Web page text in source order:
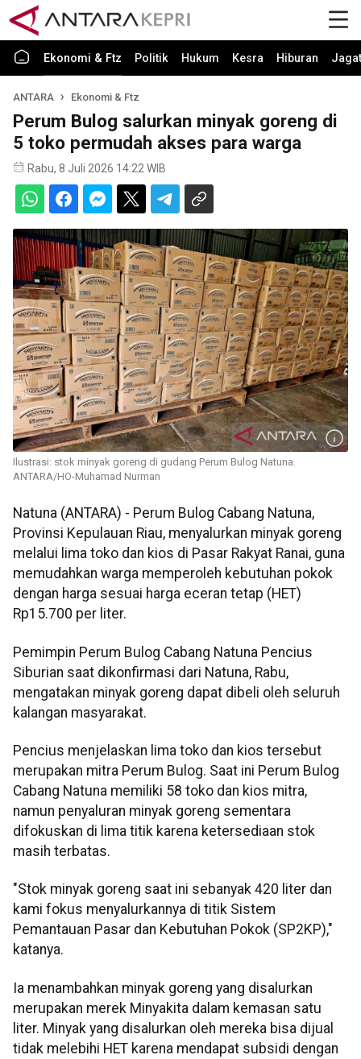
Ekonomi & Ftz Politik Hukum Kesra Hiburan Jagat
ANTARA Ekonomi & Ftz
Perum Bulog salurkan minyak goreng di
5 toko permudah akses para warga
Rabu, 8 Juli 2026 14:22 WIB
Ilustrasi: stok minyak goreng di gudang Perum Bulog Natuna.
ANTARA/HO-Muhamad Nurman
Natuna (ANTARA) - Perum Bulog Cabang Natuna,
Provinsi Kepulauan Riau, menyalurkan minyak goreng
melalui lima toko dan kios di Pasar Rakyat Ranai, guna
memudahkan warga memperoleh kebutuhan pokok
dengan harga sesuai harga eceran tetap (HET)
Rp15.700 per liter.
Pemimpin Perum Bulog Cabang Natuna Pencius
Siburian saat dikonfirmasi dari Natuna, Rabu,
mengatakan minyak goreng dapat dibeli oleh seluruh
kalangan masyarakat.
Pencius menjelaskan lima toko dan kios tersebut
merupakan mitra Perum Bulog. Saat ini Perum Bulog
Cabang Natuna memiliki 58 toko dan kios mitra,
namun penyaluran minyak goreng sementara
difokuskan di lima titik karena ketersediaan stok
masih terbatas.
"Stok minyak goreng saat ini sebanyak 420 liter dan
kami fokus menyalurkannya di titik Sistem
Pemantauan Pasar dan Kebutuhan Pokok (SP2KP),"
katanya.
Ia menambahkan minyak goreng yang disalurkan
merupakan merek Minyakita dalam kemasan satu
liter. Minyak yang disalurkan oleh mereka bisa dijual
tidak melebihi HET karena mendapat subsidi dengan